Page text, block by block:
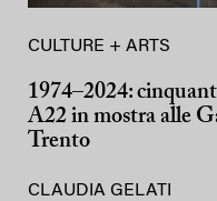
CULTURE + ARTS
1974–2024:
A22 in mostra alle
Trento
CLAUDIA GELATI